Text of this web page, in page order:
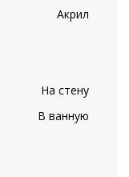
Акрил
На стену
В ванную